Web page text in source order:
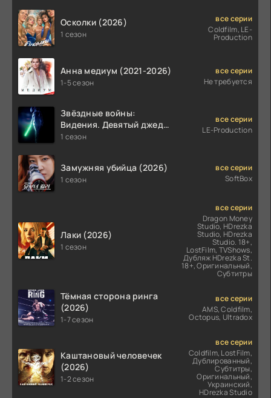
Осколки (2026)
1 сезон
все серии
Coldfilm, LE-
Production
Анна медиум (2021-2026)
1-5 сезон
все серии
Не требуется
Звёздные войны:
Видения. Девятый джедай
(2026)
1 сезон
все серии
LE-Production
Замужняя убийца (2026)
1 сезон
все серии
SoftBox
Лаки (2026)
1 сезон
все серии
Dragon Money
Studio, HDrezka
Studio, HDrezka
Studio. 18+,
LostFilm, TVShows,
Дубляж HDrezka St.
18+, Оригинальный,
Субтитры
Тёмная сторона ринга
(2026)
1-7 сезон
все серии
AMS, Coldfilm,
Octopus, Ultradox
Каштановый человечек
(2026)
1-2 сезон
все серии
Coldfilm, LostFilm,
Дублированный,
Субтитры,
Оригинальный,
Украинский,
HDrezka Studio